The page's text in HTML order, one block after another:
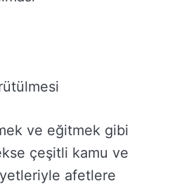
ve eğitmek gibi
çeşitli kamu ve
afetlere